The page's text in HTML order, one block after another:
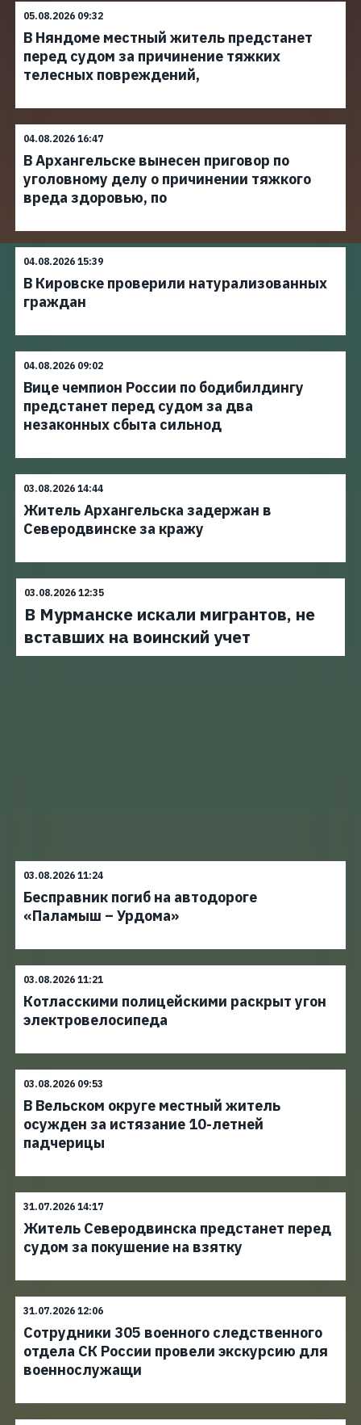
05.08.2026 09:32
В Няндоме местный житель предстанет
перед судом за причинение тяжких
телесных повреждений,
04.08.2026 16:47
В Архангельске вынесен приговор по
уголовному делу о причинении тяжкого
вреда здоровью, по
04.08.2026 15:39
В Кировске проверили натурализованных
граждан
04.08.2026 09:02
Вице чемпион России по бодибилдингу
предстанет перед судом за два
незаконных сбыта сильнод
03.08.2026 14:44
Житель Архангельска задержан в
Северодвинске за кражу
03.08.2026 12:35
В Мурманске искали мигрантов, не
вставших на воинский учет
03.08.2026 11:24
Бесправник погиб на автодороге
«Паламыш – Урдома»
03.08.2026 11:21
Котласскими полицейскими раскрыт угон
электровелосипеда
03.08.2026 09:53
В Вельском округе местный житель
осужден за истязание 10-летней
падчерицы
31.07.2026 14:17
Житель Северодвинска предстанет перед
судом за покушение на взятку
31.07.2026 12:06
Сотрудники 305 военного следственного
отдела СК России провели экскурсию для
военнослужащи